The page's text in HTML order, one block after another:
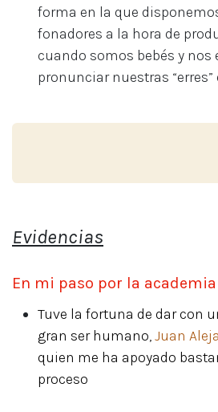
forma en la que
fonadores a la hora de
cuando somos bebés y nos
pronunciar nuestras “erres”
Evidencias
En mi paso por la academia
Tuve la fortuna de dar con
gran ser humano,Juan
quien me ha apoyado
proceso